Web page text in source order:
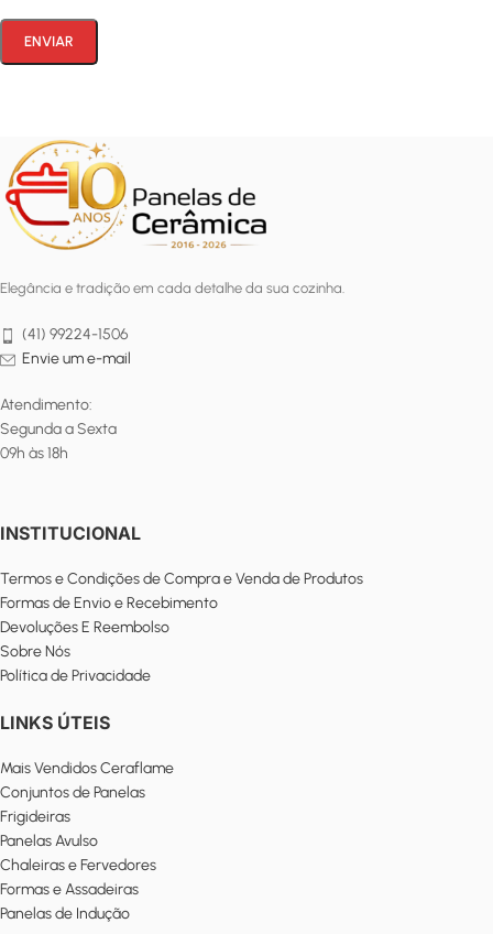
Elegância e tradição em cada detalhe da sua cozinha.
(41) 99224-1506
Envie um e-mail
Atendimento:
Segunda a Sexta
09h às 18h
INSTITUCIONAL
Termos e Condições de Compra e Venda de Produtos
Formas de Envio e Recebimento
Devoluções E Reembolso
Sobre Nós
Política de Privacidade
LINKS ÚTEIS
Mais Vendidos Ceraflame
Conjuntos de Panelas
Frigideiras
Panelas Avulso
Chaleiras e Fervedores
Formas e Assadeiras
Panelas de Indução